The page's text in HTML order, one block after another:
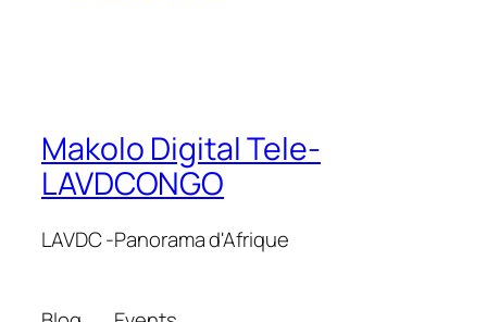
Makolo Digital Tele-
LAVDCONGO
LAVDC -Panorama d'Afrique